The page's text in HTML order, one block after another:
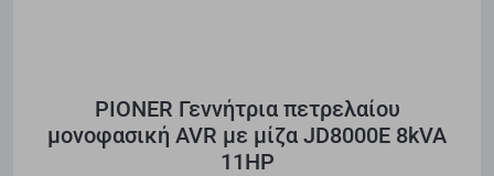
PIONER Γεννήτρια πετρελαίου
μονοφασική AVR με μίζα JD8000E 8kVA
11HP